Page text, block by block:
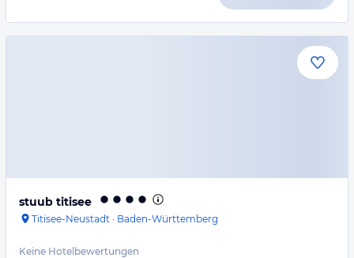
stuub titisee
Titisee-Neustadt · Baden-Württemberg
Keine Hotelbewertungen